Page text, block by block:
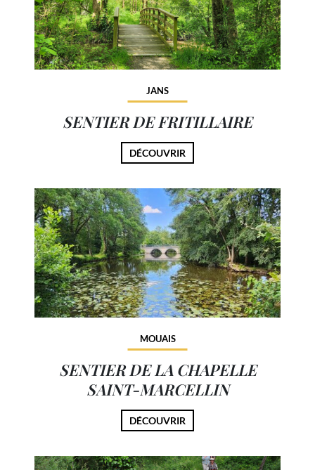
JANS
SENTIER DE FRITILLAIRE
DÉCOUVRIR
MOUAIS
SENTIER DE LA CHAPELLE
SAINT-MARCELLIN
DÉCOUVRIR